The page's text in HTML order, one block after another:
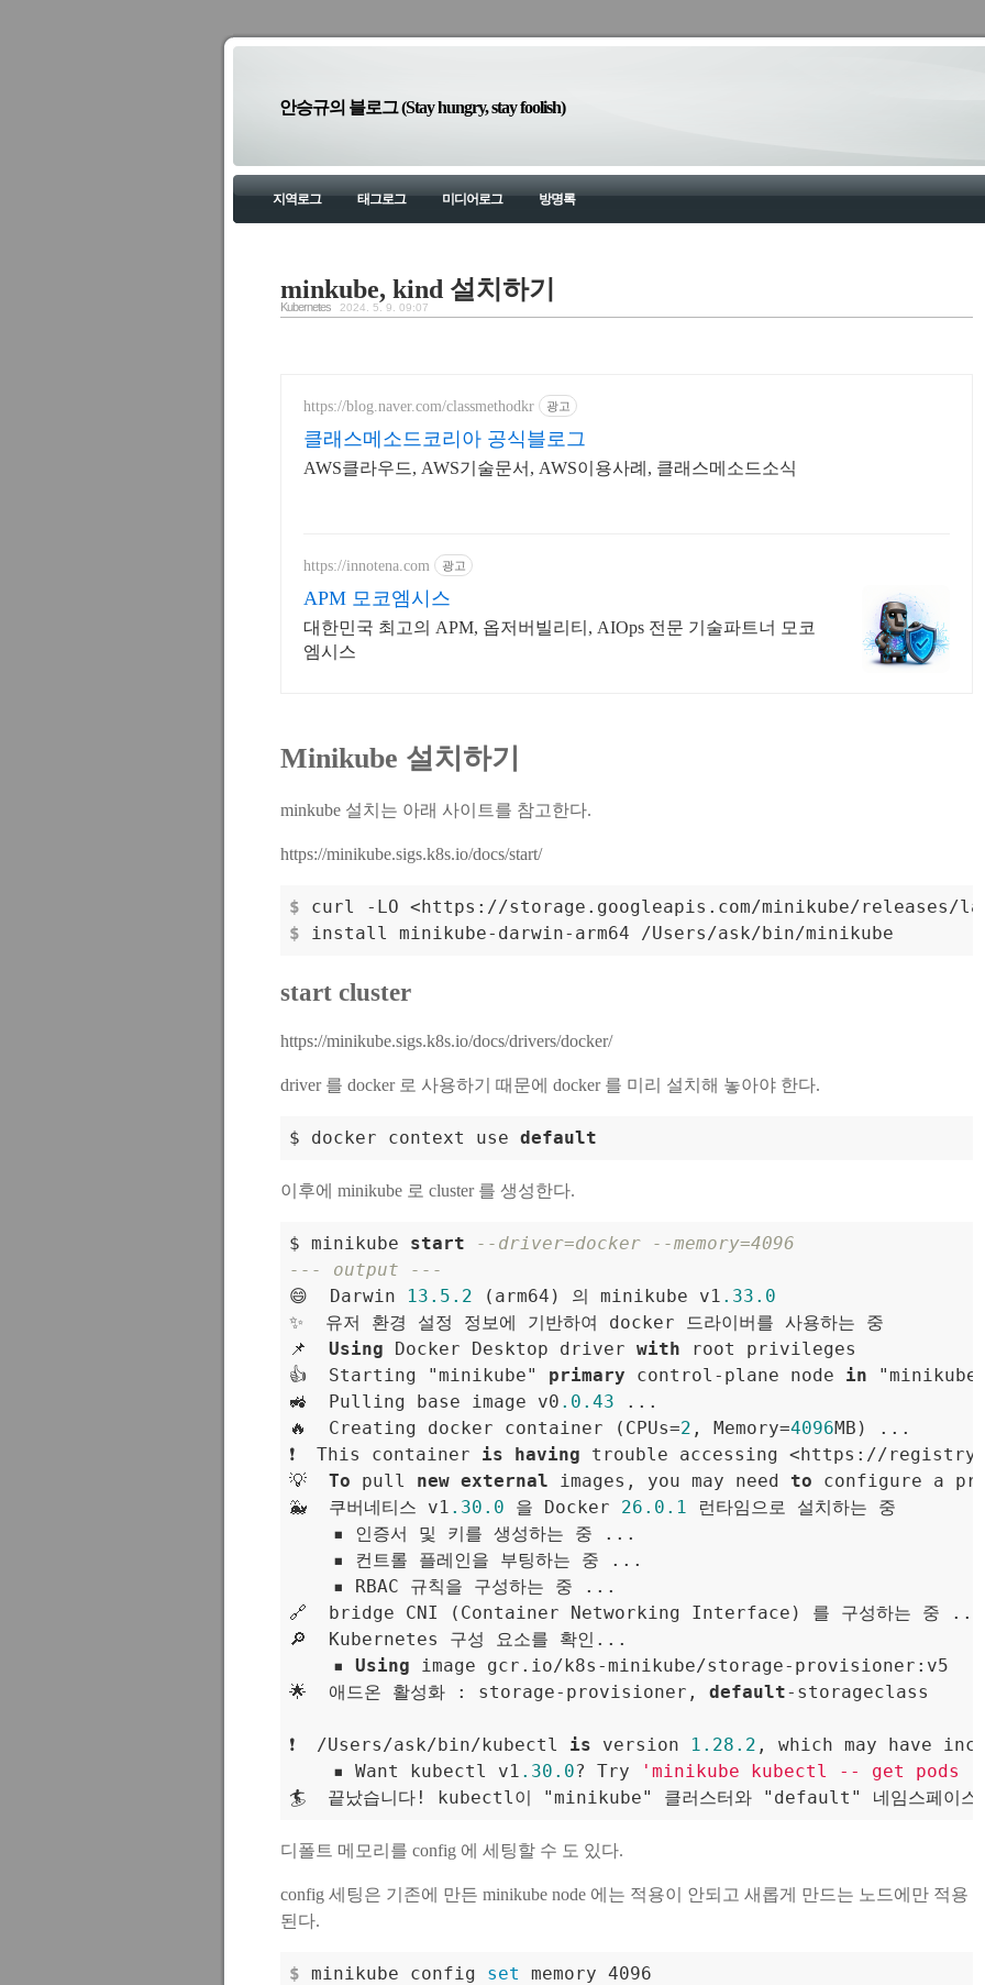
안승규의 블로그 (Stay hungry, stay foolish)
지역로그 태그로그 미디어로그 방명록
minkube, kind 설치하기
Kubernetes 2024. 5. 9. 09:07
https://blog.naver.com/classmethodkr 광고
클래스메소드코리아 공식블로그
AWS클라우드, AWS기술문서, AWS이용사례, 클래스메소드소식
https://innotena.com 광고
APM 모코엠시스
대한민국 최고의 APM, 옵저버빌리티, AIOps 전문 기술파트너 모코
엠시스
Minikube 설치하기
minkube 설치는 아래 사이트를 참고한다.
https://minikube.sigs.k8s.io/docs/start/
$ curl -LO <https://storage.googleapis.com/minikube/releases/
$ install minikube-darwin-arm64 /Users/ask/bin/minikube
start cluster
https://minikube.sigs.k8s.io/docs/drivers/docker/
driver 를 docker 로 사용하기 때문에 docker 를 미리 설치해 놓아야 한다.
$ docker context use default
이후에 minikube 로 cluster 를 생성한다.
$ minikube start
--driver=docker --memory=4096
--- output ---
😄  Darwin
13.5 .2 (arm64) 의 minikube v1 .33 .0
✨  유저 환경 설정 정보에 기반하여 docker 드라이버를 사용하는 중
📌 Using Docker Desktop driver with root privileges
👍  Starting "minikube" primary control - plane node in
🚜  Pulling base image v0 .0 .43 ...
🔥  Creating docker container (CPUs=2 , Memory=4096MB) ...
❗  This container is having trouble accessing <https: //
💡 To pull new external images, you may need to configure a
🐳  쿠버네티스 v1 .30 .0 을 Docker 26.0 .1 런타임으로 설치하는 중
    ▪ 인증서 및 키를 생성하는 중 ...
    ▪ 컨트롤 플레인을 부팅하는 중 ...
    ▪ RBAC 규칙을 구성하는 중 ...
🔗  bridge CNI (Container Networking Interface) 를 구성하는 중 ...
🔎  Kubernetes 구성 요소를 확인...
    ▪
Using image gcr.io/k8s -minikube/storage- provisioner:v5
🌟  애드온 활성화 : storage- provisioner, default- storageclass
❗ /Users/ask/bin/kubectl is version 1.28 .2 , which may have
    ▪ Want kubectl v1
.30 .0? Try
'minikube kubectl -- get pods -
🏄  끝났습니다 !
디폴트 메모리를 config 에 세팅할 수 도 있다.
config 세팅은 기존에 만든 minikube node 에는 적용이 안되고 새롭게 만드는 노드에만 적용
된다.
$ minikube config set memory 4096